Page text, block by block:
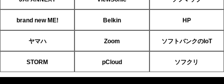
brand new ME! Belkin HP
ヤマハ Zoom ソフトバンクのIoT
STORM pCloud ソフクリ